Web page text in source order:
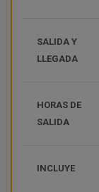
SALIDA Y
LLEGADA
HORAS DE
SALIDA
INCLUYE